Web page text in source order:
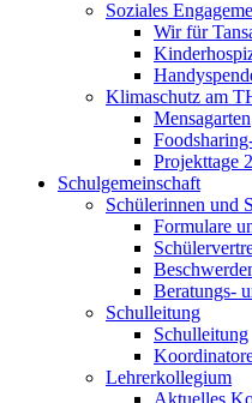
Soziales
Wir für
Klimaschutz am
Mensagarten
Projekttage
Schulgemeinschaft
Schülerinnen und
Formulare
Beratungs-
Schulleitung
Schulleitung
Lehrerkollegium
Aktuelles